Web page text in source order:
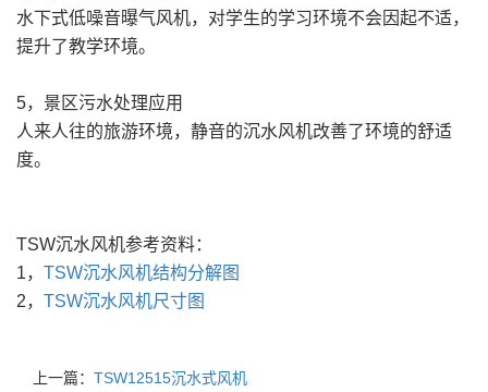
水下式低噪音曝气风机，对学生的学习环境不会因起不适，
提升了教学环境。
5，景区污水处理应用
人来人往的旅游环境，静音的沉水风机改善了环境的舒适
度。
TSW沉水风机参考资料：
1， TSW沉水风机结构分解图
2， TSW沉水风机尺寸图
上一篇： TSW12515沉水式风机